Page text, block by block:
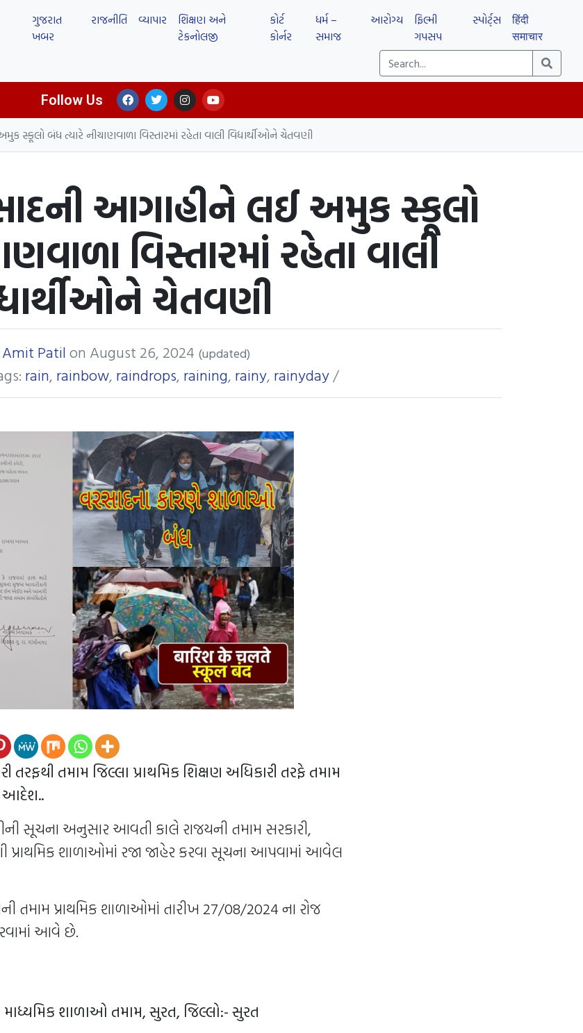
ગુજરાત
ખબર
રાજનીતિ વ્યાપાર
શિક્ષણ અને
ટેકનોલજી
કોર્ટ
કોર્નર
ધર્મ –
સમાજ
આરોગ્ય
ફિલ્મી
ગપસપ
સ્પોર્ટ્સ
हिंदी
समाचार
Follow Us
સ્કૂલો બંધ ત્યારે નીચાણવાળા વિસ્તારમાં રહેતા વાલી વિદ્યાર્થીઓને ચેતવણી
આગાહીને લઈ અમુક સ્કૂલો
વિસ્તારમાં રહેતા વાલી
ચેતવણી
Amit Patilon August 26, 2024 (updated)
rain, rainbow, raindrops, raining, rainy, rainyday/
તરફથી તમામ જિલ્લા પ્રાથમિક શિક્ષણ અધિકારી તરફે તમામ
આદેશ..
સૂચના અનુસાર આવતી કાલે રાજયની તમામ સરકારી,
શાળાઓમાં રજા જાહેર કરવા સૂચના આપવામાં આવેલ
તમામ પ્રાથમિક શાળાઓમાં તારીખ 27/08/2024 ના રોજ
આવે છે.
માધ્યમિક શાળાઓ તમામ, સુરત, જિલ્લો:- સુરત